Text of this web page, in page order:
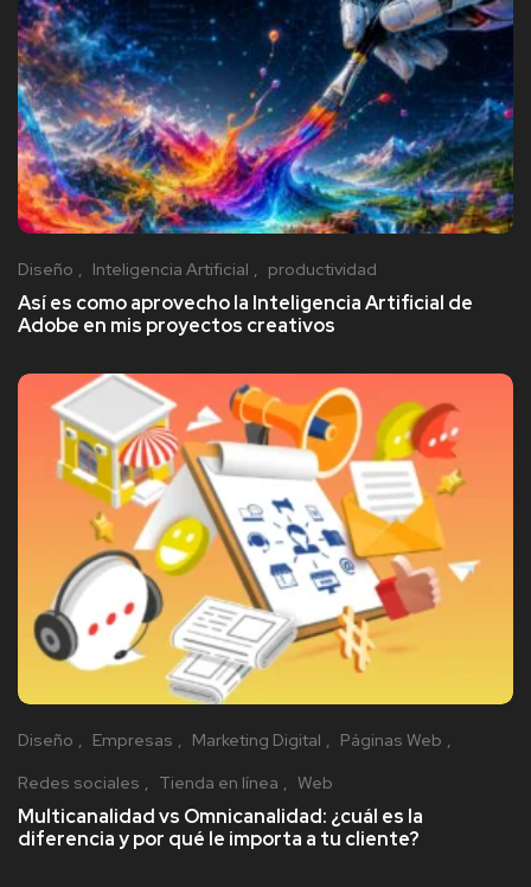
Diseño Inteligencia Artificial productividad
Así es como aprovecho la Inteligencia Artificial de
Adobe en mis proyectos creativos
Diseño Empresas Marketing Digital
Páginas Web
Redes sociales
Tienda en línea Web
Multicanalidad vs Omnicanalidad: ¿cuál es la
diferencia y por qué le importa a tu cliente?